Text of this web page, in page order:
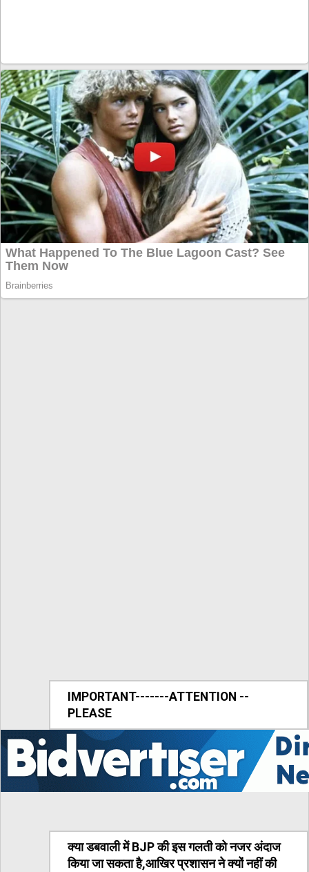
IMPORTANT-------ATTENTION --
PLEASE
क्या डबवाली में BJP की इस गलती को नजर अंदाज
किया जा सकता है,आखिर प्रशासन ने क्यों नहीं की